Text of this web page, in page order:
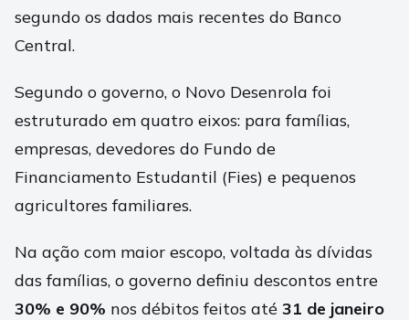
segundo os dados mais recentes do Banco
Central.
Segundo o governo, o Novo Desenrola foi
estruturado em quatro eixos: para famílias,
empresas, devedores do Fundo de
Financiamento Estudantil (Fies) e pequenos
agricultores familiares.
Na ação com maior escopo, voltada às dívidas
das famílias, o governo definiu descontos entre
30% e 90% nos débitos feitos até 31 de janeiro